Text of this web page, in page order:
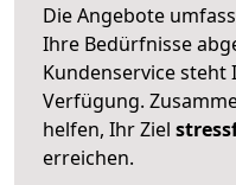
Die Angebote
Ihre Bedürfnisse
Kundenservice
Verfügung.
helfen, Ihr Ziel
erreichen.